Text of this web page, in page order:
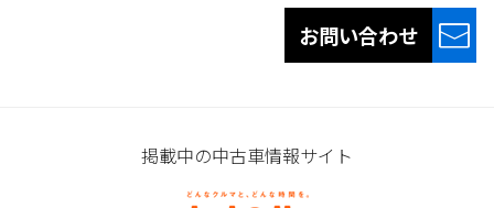
お問い合わせ
掲載中の中古車情報サイト